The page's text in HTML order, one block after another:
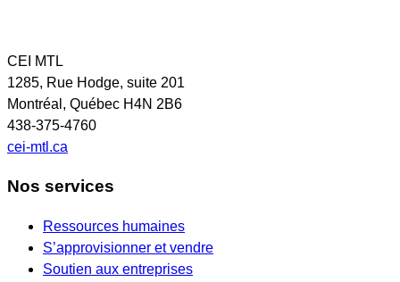
CEI MTL
1285, Rue Hodge, suite 201
Montréal, Québec H4N 2B6
438-375-4760
cei-mtl.ca
Nos services
Ressources humaines
S’approvisionner et vendre
Soutien aux entreprises